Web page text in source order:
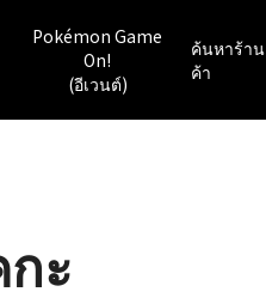
Pokémon Game
On!
(อีเวนต์)
ค้นหาร้าน
ค้า
ะ